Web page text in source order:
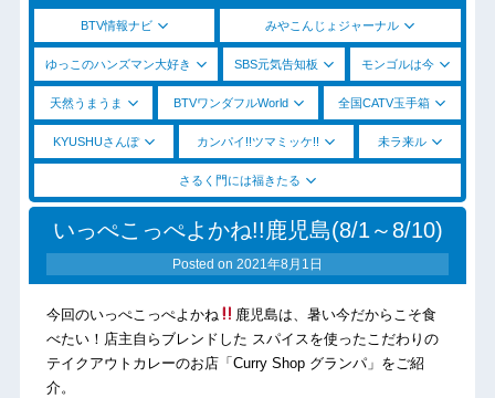
BTV情報ナビ みやこんじょジャーナル
ゆっこのハンズマン大好き SBS元気告知板 モンゴルは今
天然うまうま BTVワンダフルWorld 全国CATV玉手箱
KYUSHUさんぽ カンパイ!!ツマミッケ!! 未ラ来ル
さるく門には福きたる
いっぺこっぺよかね!!鹿児島(8/1～8/10)
Posted on 2021年8月1日
今回のいっぺこっぺよかね
鹿児島は、暑い今だからこそ食
べたい！店主自らブレンドした スパイスを使ったこだわりの
テイクアウトカレーのお店「Curry Shop グランパ」をご紹
介。